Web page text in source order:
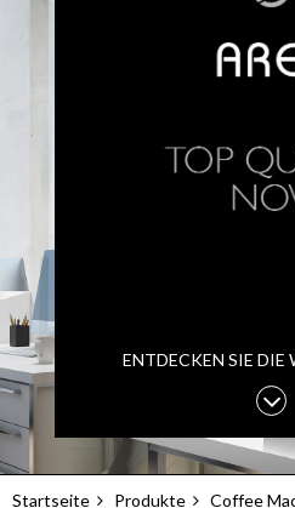
ENTDECKEN SIE DIE
Startseite Produkte Coffee